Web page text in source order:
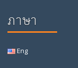
ภาษา
Eng